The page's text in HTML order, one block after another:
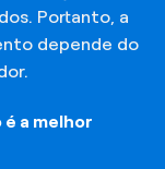
Portanto, a
depende do
a melhor